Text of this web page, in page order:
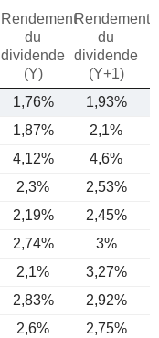
Rendement
du
dividende
(Y)
Rendement
du
dividende
(Y+1)
1,76% 1,93%
1,87%
2,1%
4,12% 4,6%
2,3% 2,53%
2,19% 2,45%
2,74% 3%
2,1% 3,27%
2,83% 2,92%
2,6% 2,75%